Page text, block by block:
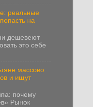
реальные
на
дешевеют
это себе
массово
и ищут
почему
Рынок